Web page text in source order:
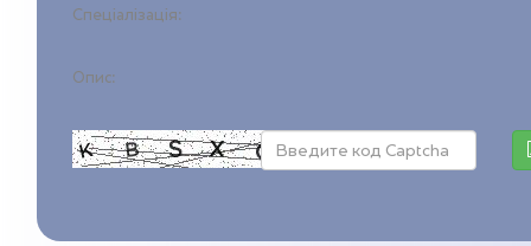
Спеціалізація:
Опис: